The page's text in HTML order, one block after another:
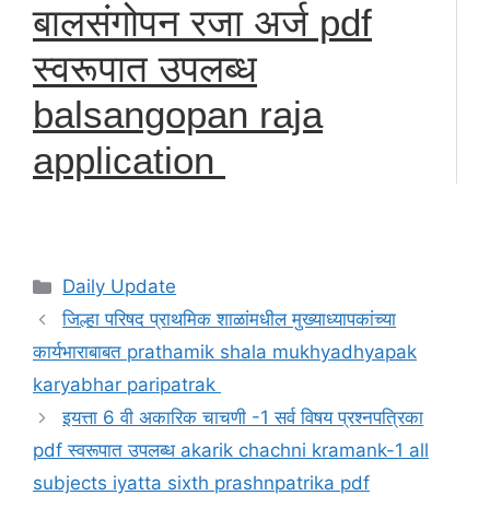
बालसंगोपन रजा अर्ज pdf
स्वरूपात उपलब्ध
balsangopan raja
application
Categories
Daily Update
जिल्हा परिषद प्राथमिक शाळांमधील मुख्याध्यापकांच्या
कार्यभाराबाबत prathamik shala mukhyadhyapak
karyabhar paripatrak
इयत्ता 6 वी अकारिक चाचणी -1 सर्व विषय प्रश्नपत्रिका
pdf स्वरूपात उपलब्ध akarik chachni kramank-1 all
subjects iyatta sixth prashnpatrika pdf